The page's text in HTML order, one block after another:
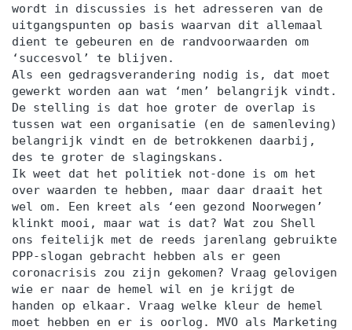
wordt in discussies is het adresseren van de
uitgangspunten op basis waarvan dit allemaal
dient te gebeuren en de randvoorwaarden om
‘succesvol’ te blijven.
Als een gedragsverandering nodig is, dat moet
gewerkt worden aan wat ‘men’ belangrijk vindt.
De stelling is dat hoe groter de overlap is
tussen wat een organisatie (en de samenleving)
belangrijk vindt en de betrokkenen daarbij,
des te groter de slagingskans.
Ik weet dat het politiek not-done is om het
over waarden te hebben, maar daar draait het
wel om. Een kreet als ‘een gezond Noorwegen’
klinkt mooi, maar wat is dat? Wat zou Shell
ons feitelijk met de reeds jarenlang gebruikte
PPP-slogan gebracht hebben als er geen
coronacrisis zou zijn gekomen? Vraag gelovigen
wie er naar de hemel wil en je krijgt de
handen op elkaar. Vraag welke kleur de hemel
moet hebben en er is oorlog. MVO als Marketing